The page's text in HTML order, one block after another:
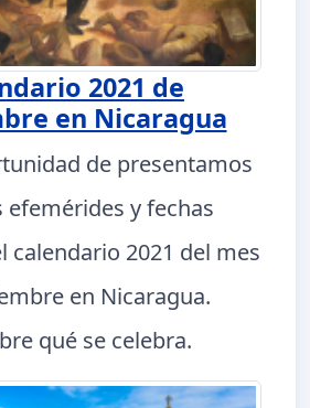
2021 de
en Nicaragua
de presentamos
efemérides y fechas
calendario 2021 del mes
en Nicaragua.
qué se celebra.